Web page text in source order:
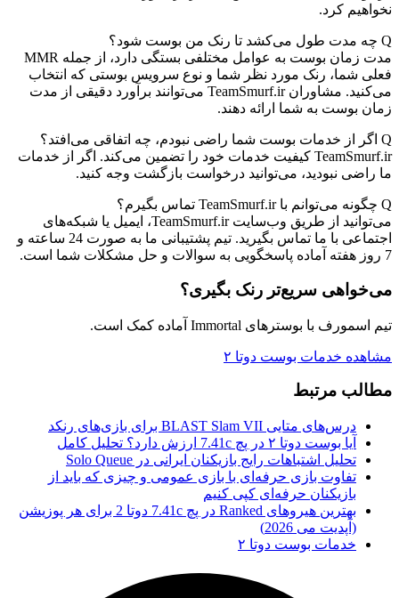
نخواهیم کرد.
Q چه مدت طول می‌کشد تا رنک من بوست شود؟
مدت زمان بوست به عوامل مختلفی بستگی دارد، از جمله MMR
فعلی شما، رنک مورد نظر شما و نوع سرویس بوستی که انتخاب
می‌کنید. مشاوران TeamSmurf.ir می‌توانند برآورد دقیقی از مدت
زمان بوست به شما ارائه دهند.
Q اگر از خدمات بوست شما راضی نبودم، چه اتفاقی می‌افتد؟
TeamSmurf.ir کیفیت خدمات خود را تضمین می‌کند. اگر از خدمات
ما راضی نبودید، می‌توانید درخواست بازگشت وجه کنید.
Q چگونه می‌توانم با TeamSmurf.ir تماس بگیرم؟
می‌توانید از طریق وب‌سایت TeamSmurf.ir، ایمیل یا شبکه‌های
اجتماعی با ما تماس بگیرید. تیم پشتیبانی ما به صورت 24 ساعته و
7 روز هفته آماده پاسخگویی به سوالات و حل مشکلات شما است.
می‌خواهی سریع‌تر رنک بگیری؟
تیم اسمورف با بوسترهای Immortal آماده کمک است.
مشاهده خدمات بوست دوتا ۲
مطالب مرتبط
درس‌های متایی BLAST Slam VII برای بازی‌های رنکد
آیا بوست دوتا ۲ در پچ 7.41c ارزش دارد؟ تحلیل کامل
تحلیل اشتباهات رایج بازیکنان ایرانی در Solo Queue
تفاوت بازی حرفه‌ای با بازی عمومی و چیزی که باید از
بازیکنان حرفه‌ای کپی کنیم
بهترین هیروهای Ranked در پچ 7.41c دوتا 2 برای هر پوزیشن
(آپدیت می 2026)
خدمات بوست دوتا ۲